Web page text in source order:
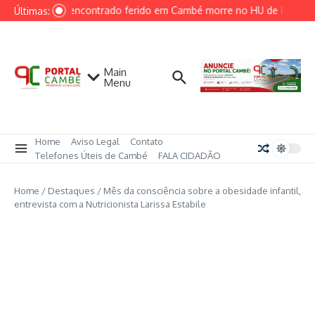
Ir para o conteúdo
Últimas:
Homem encontrado ferido em Cambé morre no HU de Londrina
Main
Menu
Home Aviso Legal
Contato
Telefones Úteis de Cambé
FALA CIDADÃO
Home / Destaques / Mês da consciência sobre a obesidade infantil,
entrevista com a Nutricionista Larissa Estabile